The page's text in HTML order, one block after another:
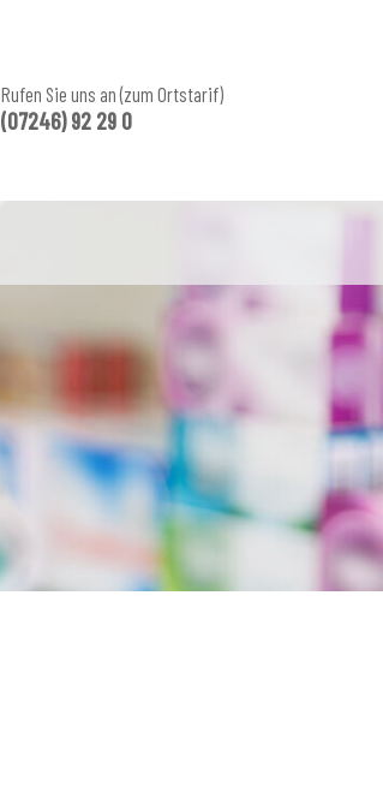
Rufen Sie uns an (zum Ortstarif)
(07246) 92 29 0